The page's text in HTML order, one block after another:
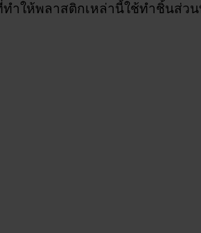
ทำให้พลาสติกเหล่านี้ใช้ทำชิ้นส่ว